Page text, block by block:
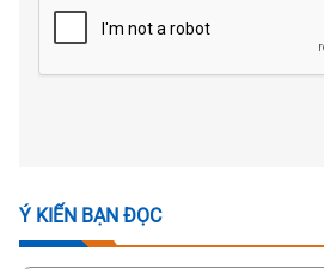
Ý KIẾN BẠN ĐỌC